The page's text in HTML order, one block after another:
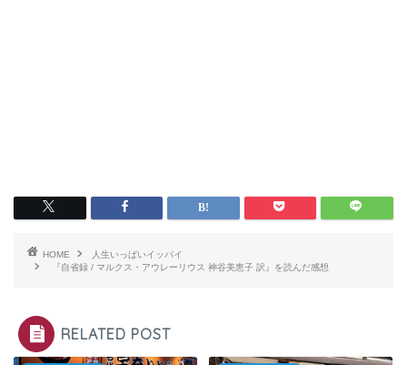
HOME
人生いっぱいイッパイ
『自省録 / マルクス・アウレーリウス 神谷美恵子 訳』を読んだ感想
RELATED POST